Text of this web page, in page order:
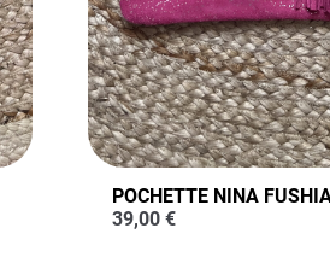
POCHETTE NINA
39,00€